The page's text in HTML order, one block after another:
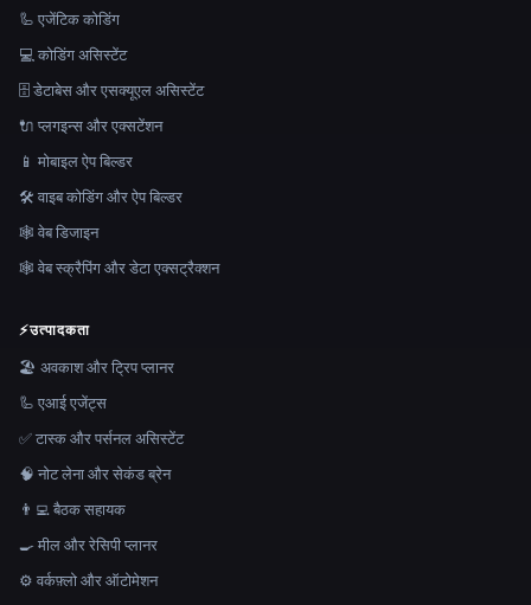
🦾 एजेंटिक कोडिंग
💻 कोडिंग असिस्टेंट
🗄️ डेटाबेस और एसक्यूएल असिस्टेंट
🔌 प्लगइन्स और एक्सटेंशन
📱 मोबाइल ऐप बिल्डर
🛠️ वाइब कोडिंग और ऐप बिल्डर
🕸 वेब डिजाइन
🕸️ वेब स्क्रैपिंग और डेटा एक्सट्रैक्शन
⚡उत्पादकता
🏖 अवकाश और ट्रिप प्लानर
🦾 एआई एजेंट्स
✅ टास्क और पर्सनल असिस्टेंट
🧠 नोट लेना और सेकंड ब्रेन
👨‍💻 बैठक सहायक
🍳 मील और रेसिपी प्लानर
⚙️ वर्कफ़्लो और ऑटोमेशन